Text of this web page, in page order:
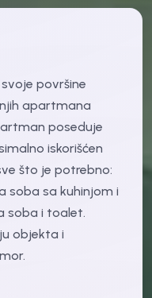
površine
apartmana
poseduje
iskorišćen
što je potrebno:
soba sa kuhinjom i
soba i toalet.
objekta i